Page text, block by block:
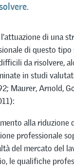
di una
di questo
da risolvere,
in studi
Maurer, Arnold,
alla riduzione
professionale
del mercato del
le qualifiche